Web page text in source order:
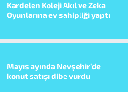
Kardelen Koleji Akıl ve Zeka
Oyunlarına ev sahipliği yaptı
Mayıs ayında Nevşehir’de
konut satışı dibe vurdu